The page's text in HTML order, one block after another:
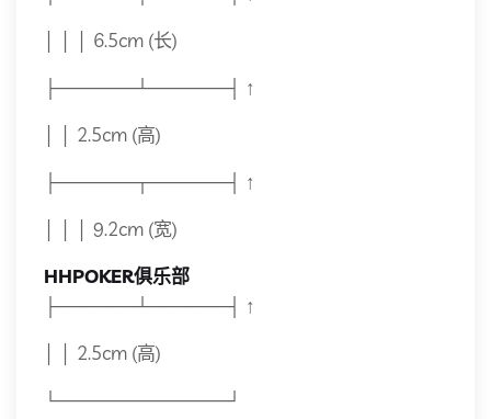
│ │ │ 6.5cm (长)
├──────┴──────┤ ↑
│ │ 2.5cm (高)
├──────┬──────┤ ↑
│ │ │ 9.2cm (宽)
HHPOKER俱乐部
├──────┴──────┤ ↑
│ │ 2.5cm (高)
└─────────────┘